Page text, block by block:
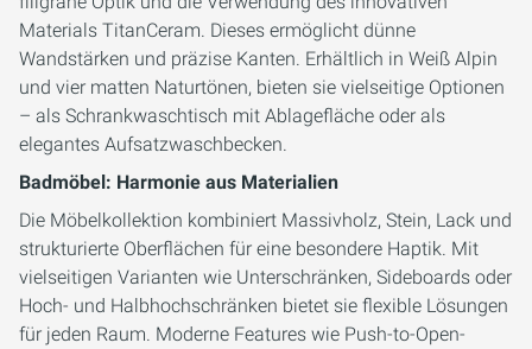
Materials TitanCeram. Dieses ermöglicht dünne
Wandstärken und präzise Kanten. Erhältlich in Weiß Alpin
und vier matten Naturtönen, bieten sie vielseitige Optionen
– als Schrankwaschtisch mit Ablagefläche oder als
elegantes Aufsatzwaschbecken.
Badmöbel: Harmonie aus Materialien
Die Möbelkollektion kombiniert Massivholz, Stein, Lack und
strukturierte Oberflächen für eine besondere Haptik. Mit
vielseitigen Varianten wie Unterschränken, Sideboards oder
Hoch- und Halbhochschränken bietet sie flexible Lösungen
für jeden Raum. Moderne Features wie Push-to-Open-